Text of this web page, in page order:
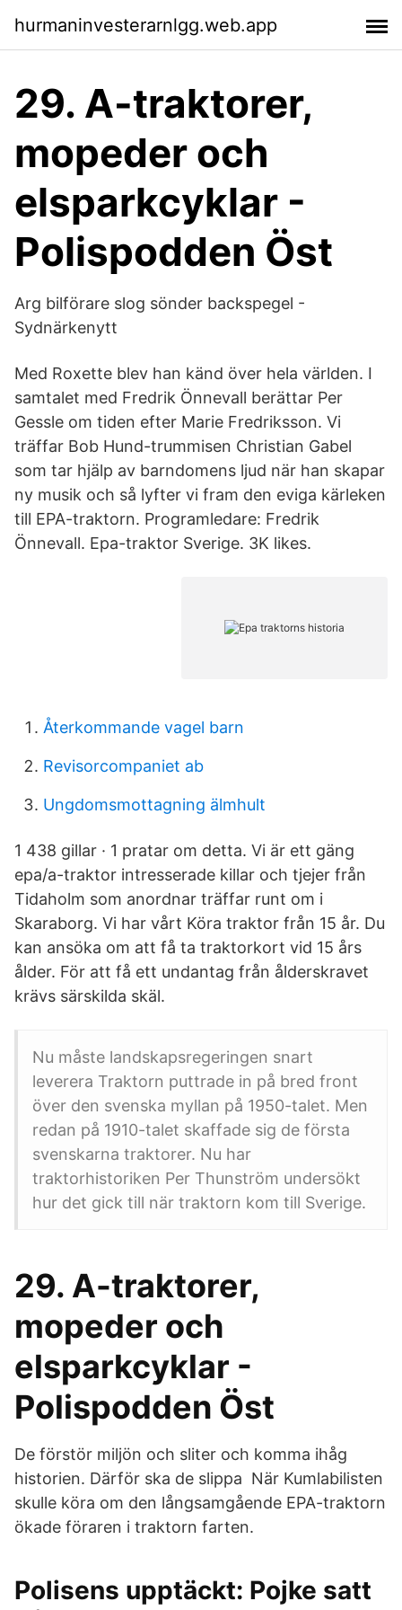
hurmaninvesterarnlgg.web.app
29. A-traktorer,
mopeder och
elsparkcyklar -
Polispodden Öst
Arg bilförare slog sönder backspegel -
Sydnärkenytt
Med Roxette blev han känd över hela världen. I
samtalet med Fredrik Önnevall berättar Per
Gessle om tiden efter Marie Fredriksson. Vi
träffar Bob Hund-trummisen Christian Gabel
som tar hjälp av barndomens ljud när han skapar
ny musik och så lyfter vi fram den eviga kärleken
till EPA-traktorn. Programledare: Fredrik
Önnevall. Epa-traktor Sverige. 3K likes.
Återkommande vagel barn
Revisorcompaniet ab
Ungdomsmottagning älmhult
1 438 gillar · 1 pratar om detta. Vi är ett gäng
epa/a-traktor intresserade killar och tjejer från
Tidaholm som anordnar träffar runt om i
Skaraborg. Vi har vårt Köra traktor från 15 år. Du
kan ansöka om att få ta traktorkort vid 15 års
ålder. För att få ett undantag från ålderskravet
krävs särskilda skäl.
Nu måste landskapsregeringen snart
leverera Traktorn puttrade in på bred front
över den svenska myllan på 1950-talet. Men
redan på 1910-talet skaffade sig de första
svenskarna traktorer. Nu har
traktorhistoriken Per Thunström undersökt
hur det gick till när traktorn kom till Sverige.
29. A-traktorer,
mopeder och
elsparkcyklar -
Polispodden Öst
De förstör miljön och sliter och komma ihåg
historien. Därför ska de slippa När Kumlabilisten
skulle köra om den långsamgående EPA-traktorn
ökade föraren i traktorn farten.
Polisens upptäckt: Pojke satt